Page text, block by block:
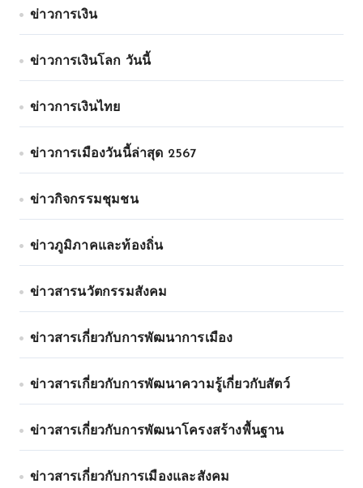
ข่าวการเงิน
ข่าวการเงินโลก วันนี้
ข่าวการเงินไทย
ข่าวการเมืองวันนี้ล่าสุด 2567
ข่าวกิจกรรมชุมชน
ข่าวภูมิภาคและท้องถิ่น
ข่าวสารนวัตกรรมสังคม
ข่าวสารเกี่ยวกับการพัฒนาการเมือง
ข่าวสารเกี่ยวกับการพัฒนาความรู้เกี่ยวกับสัตว์
ข่าวสารเกี่ยวกับการพัฒนาโครงสร้างพื้นฐาน
ข่าวสารเกี่ยวกับการเมืองและสังคม